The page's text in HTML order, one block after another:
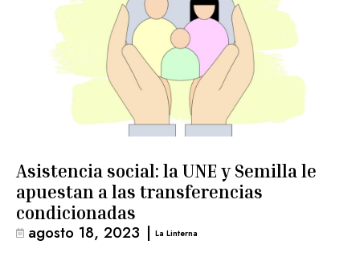
Asistencia social: la UNE y Semilla le
apuestan a las transferencias
condicionadas
agosto 18, 2023 | La Linterna